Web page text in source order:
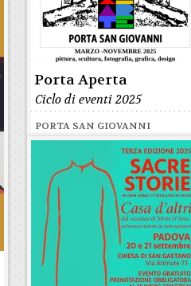
Porta Aperta
Ciclo di eventi 2025
PORTA SAN GIOVANNI